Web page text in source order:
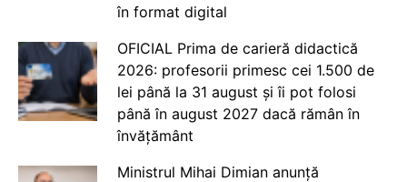
în format digital
OFICIAL Prima de carieră didactică
2026: profesorii primesc cei 1.500 de
lei până la 31 august și îi pot folosi
până în august 2027 dacă rămân în
învățământ
Ministrul Mihai Dimian anunță